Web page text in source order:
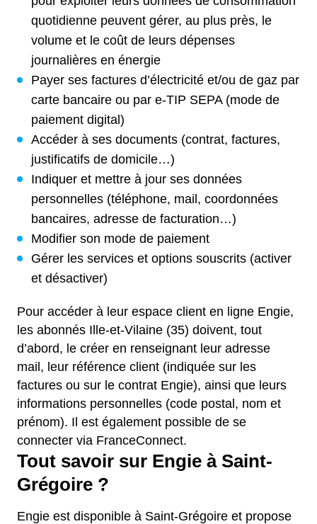
quotidienne peuvent gérer, au plus près, le
volume et le coût de leurs dépenses
journalières en énergie
Payer ses factures d’électricité et/ou de gaz par
carte bancaire ou par e-TIP SEPA (mode de
paiement digital)
Accéder à ses documents (contrat, factures,
justificatifs de domicile…)
Indiquer et mettre à jour ses données
personnelles (téléphone, mail, coordonnées
bancaires, adresse de facturation…)
Modifier son mode de paiement
Gérer les services et options souscrits (activer
et désactiver)
Pour accéder à leur espace client en ligne Engie,
les abonnés Ille-et-Vilaine (35) doivent, tout
d’abord, le créer en renseignant leur adresse
mail, leur référence client (indiquée sur les
factures ou sur le contrat Engie), ainsi que leurs
informations personnelles (code postal, nom et
prénom). Il est également possible de se
connecter via FranceConnect.
Tout savoir sur Engie à Saint-
Grégoire ?
Engie est disponible à Saint-Grégoire et propose